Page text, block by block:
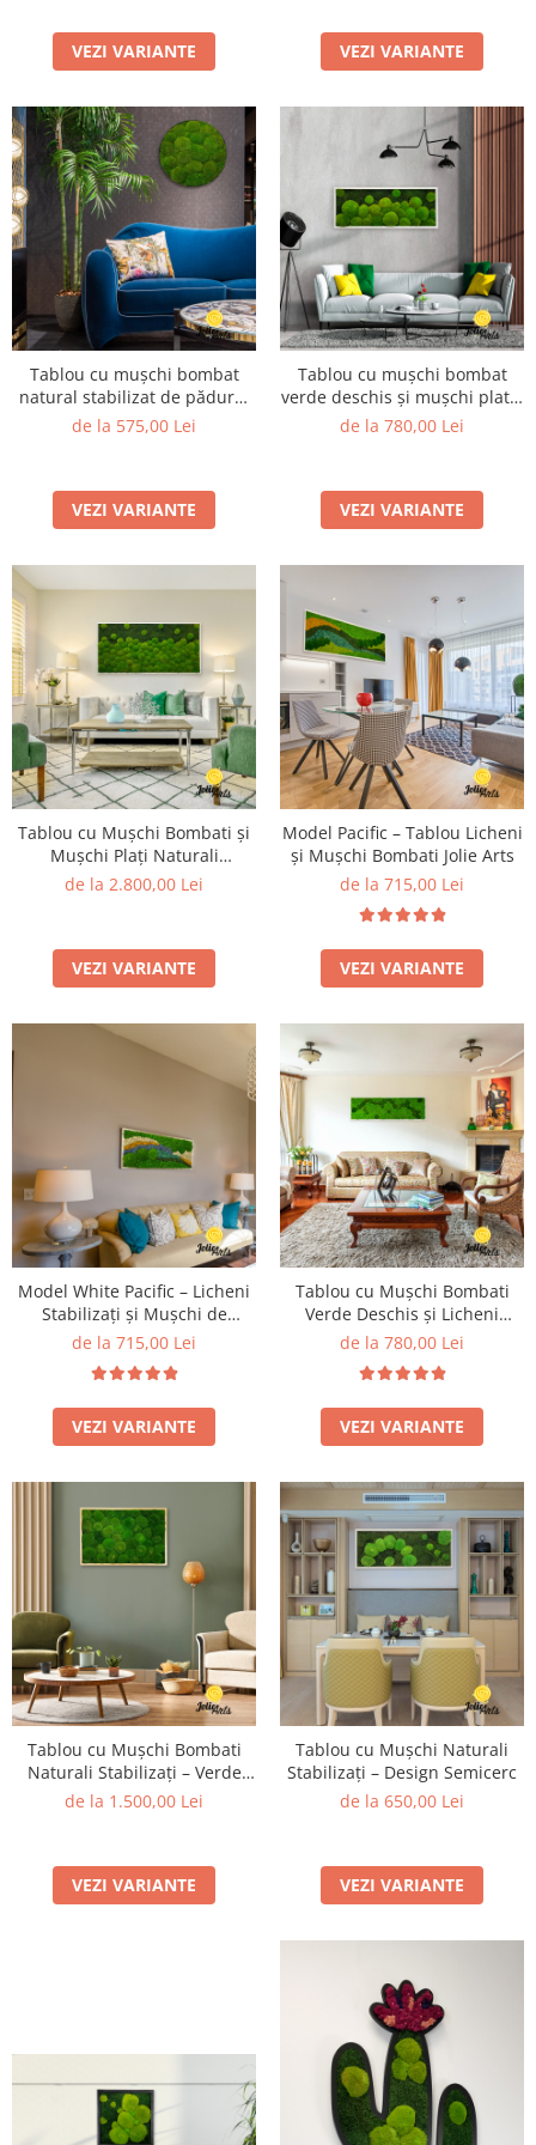
VEZI VARIANTE VEZI VARIANTE
Tablou cu mușchi bombat
natural stabilizat de pădure,
model rotund – Design
de la 575,00 Lei
VEZI VARIANTE
Tablou cu mușchi bombat
verde deschis și mușchi plat –
Model Natur
de la 780,00 Lei
VEZI VARIANTE
Tablou cu Mușchi Bombati și
Mușchi Plați Naturali
Stabilizați – Jolie Arts
de la 2.800,00 Lei
VEZI VARIANTE
Model Pacific – Tablou Licheni
și Mușchi Bombati Jolie Arts
de la 715,00 Lei
VEZI VARIANTE
Model White Pacific – Licheni
Stabilizați și Mușchi de
Pădure
de la 715,00 Lei
VEZI VARIANTE
Tablou cu Mușchi Bombati
Verde Deschis și Licheni
Naturali Stabilizați
de la 780,00 Lei
VEZI VARIANTE
Tablou cu Mușchi Bombati
Naturali Stabilizați – Verde
Natural, Model Pădure
de la 1.500,00 Lei
VEZI VARIANTE
Tablou cu Mușchi Naturali
Stabilizați – Design Semicerc
de la 650,00 Lei
VEZI VARIANTE